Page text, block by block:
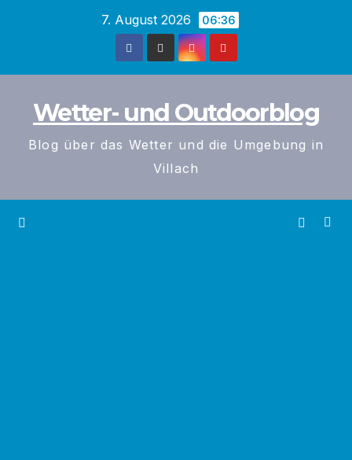
7. August 2026 06:36
Wetter- und Outdoorblog
Blog über das Wetter und die Umgebung in
Villach